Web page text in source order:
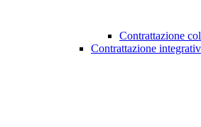
Contrattazione
Contrattazione